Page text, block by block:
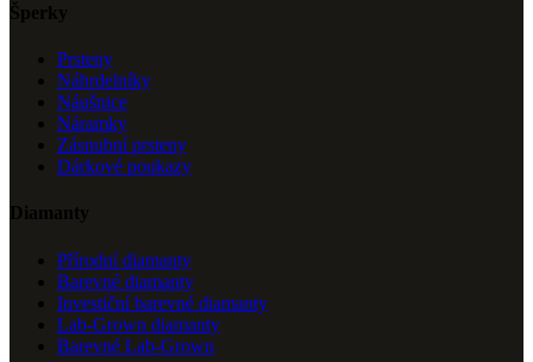
Šperky
Prsteny
Náhrdelníky
Náušnice
Náramky
Zásnubní prsteny
Dárkové poukazy
Diamanty
Přírodní diamanty
Barevné diamanty
Investiční barevné diamanty
Lab-Grown diamanty
Barevné Lab-Grown